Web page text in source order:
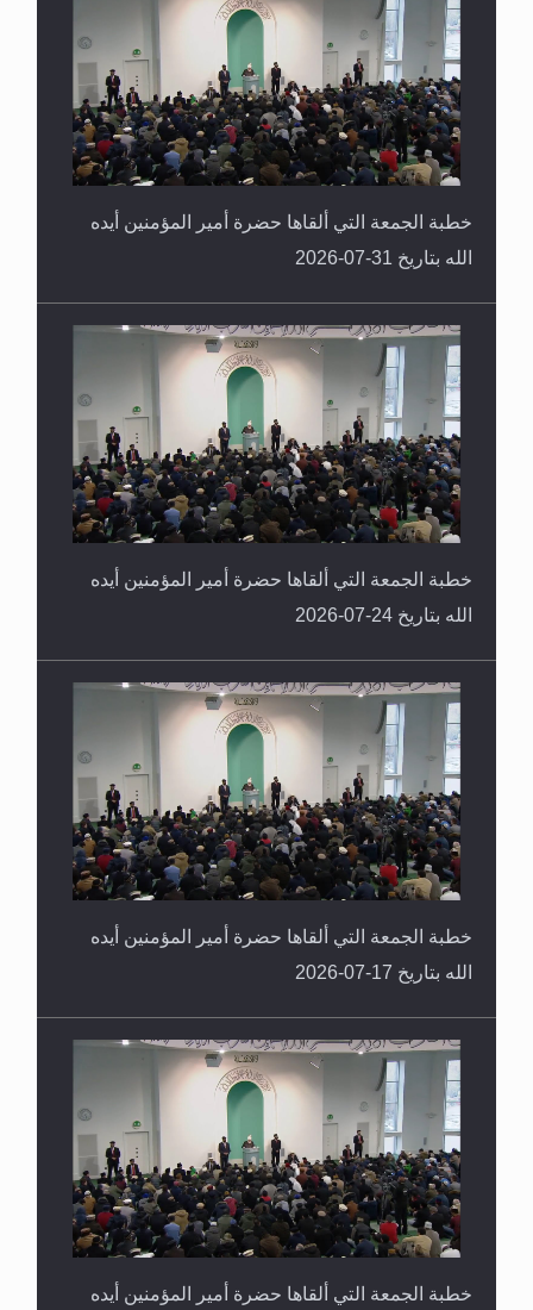
خطبة الجمعة التي ألقاها حضرة أمير المؤمنين أيده
الله بتاريخ 31-07-2026
خطبة الجمعة التي ألقاها حضرة أمير المؤمنين أيده
الله بتاريخ 24-07-2026
خطبة الجمعة التي ألقاها حضرة أمير المؤمنين أيده
الله بتاريخ 17-07-2026
خطبة الجمعة التي ألقاها حضرة أمير المؤمنين أيده